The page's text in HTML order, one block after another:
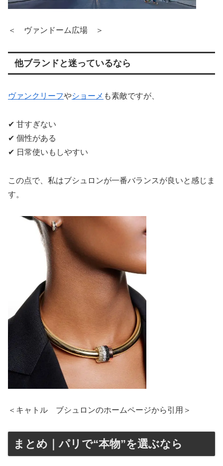
＜ ヴァンドーム広場 ＞
他ブランドと迷っているなら
ヴァンクリーフやショーメ も素敵ですが、
✔ 甘すぎない
✔ 個性がある
✔ 日常使いもしやすい
この点で、私はブシュロンが一番バランスが良いと感じま
す。
＜キャトル ブシュロンのホームページから引用＞
まとめ｜パリで“本物”を選ぶなら